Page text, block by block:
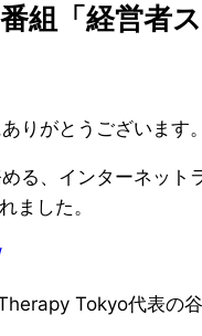
組「経営者
りがとうございます。
る、インターネッ
ました。
Tokyo代表の谷